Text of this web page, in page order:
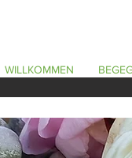
WILLKOMMEN